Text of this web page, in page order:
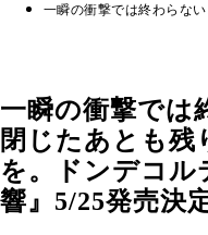
一瞬の衝撃では終わらな
一瞬の衝撃では
閉じたあとも
を。ドンデコル
響』5/25発売決